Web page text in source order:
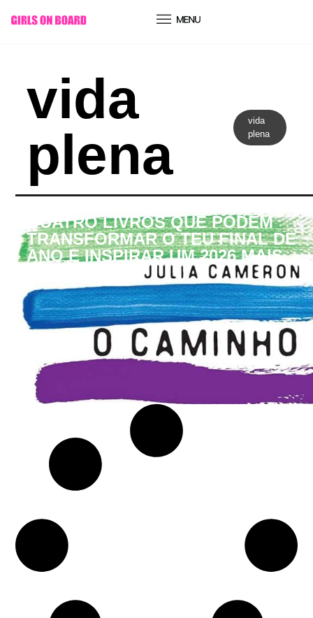
conteúdo
vida
plena
vida
plena
QUATRO LIVROS QUE PODEM
TRANSFORMAR O TEU FINAL DE
ANO E INSPIRAR UM 2026 MAIS